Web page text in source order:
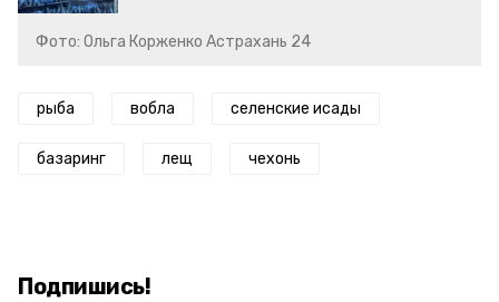
Фото: Ольга Корженко Астрахань 24
рыба вобла селенские исады
базаринг лещ чехонь
Подпишись!